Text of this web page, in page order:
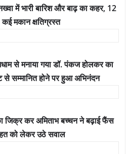
में भारी बारिश और बाढ़ का कहर, 12
मकान क्षतिग्रस्त
से मनाया गया डॉ. पंकज होलकर का
से सम्मानित होने पर हुआ अभिनंदन
कर अमिताभ बच्चन ने बढ़ाई फैंस
को लेकर उठे सवाल